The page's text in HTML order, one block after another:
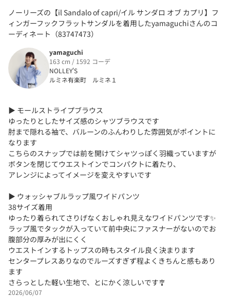
ノーリーズの【il Sandalo of capri/イル サンダロ オブ カプリ】フ
ィンガーフックフラットサンダルを着用したyamaguchiさんのコ
ーディネート（83747473）
yamaguchi
163 cm / 1592 コーデ
NOLLEY'S
ルミネ有楽町 ルミネ１
▶︎ モールストライプブラウス
ゆったりとしたサイズ感のシャツブラウスです
肘まで隠れる袖で、バルーンのふんわりした雰囲気がポイントに
なります
こちらのスナップでは前を開けてシャツっぽく羽織っていますが
ボタンを閉じてウエストインでコンパクトに着たり、
アレンジによってイメージを変えやすいです
▶︎ ウォッシャブルラップ風ワイドパンツ
38サイズ着用
ゆったり着られてさりげなくおしゃれ見えなワイドパンツです✨
ラップ風でタックが入っていて前中央にファスナーがないのでお
腹部分の厚みが出にくく
ウエストインするトップスの時もスタイル良く決まります
センタープレスありなのでルーズすぎず程よくきちんと感もあり
ます
さらっとした軽い生地で、とにかく涼しいです🎐
2026/06/07